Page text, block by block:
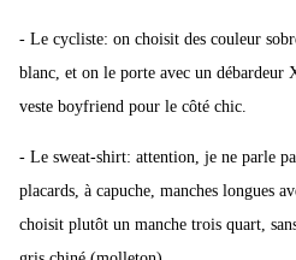
- Le cycliste: on choisit des couleur
blanc, et on le porte avec un débardeur
veste boyfriend pour le côté chic.
- Le sweat-shirt: attention, je ne parle
placards, à capuche, manches longues
choisit plutôt un manche trois quart,